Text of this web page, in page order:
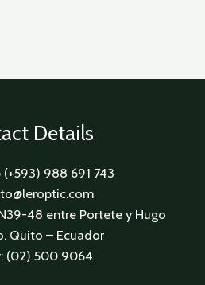
Details
988 691 743
48 entre Portete y Hugo
Quito – Ecuador
(02) 500 9064